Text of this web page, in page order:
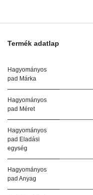
Termék adatlap
Hagyományos
pad Márka
Hagyományos
pad Méret
Hagyományos
pad Eladási
egység
Hagyományos
pad Anyag